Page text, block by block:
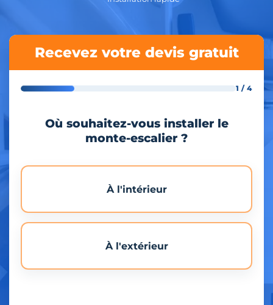
Recevez votre devis gratuit
1 / 4
Où souhaitez-vous installer le
monte-escalier ?
À l'intérieur
À l'extérieur